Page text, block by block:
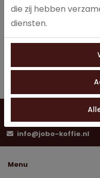
0528 275 151
info@jobo-koffie.nl
Menu
die zij hebben
diensten.